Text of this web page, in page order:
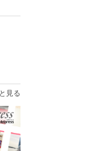
見る